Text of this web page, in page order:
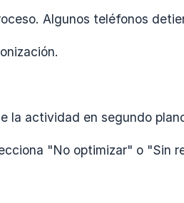
Algunos teléfonos
la actividad en segundo
"No optimizar" o "Sin